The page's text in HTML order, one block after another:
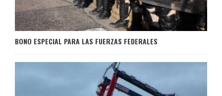
BONO ESPECIAL PARA LAS FUERZAS FEDERALES